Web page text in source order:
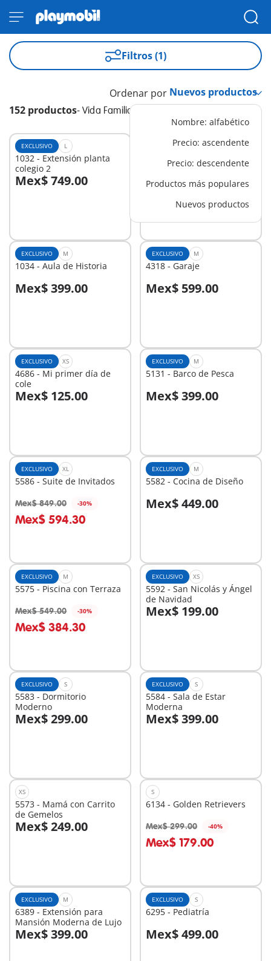
Filtros (1)
152 productos- Vida Familiar
Ordenar por
Nombre: alfabético
Precio: ascendente
Precio: descendente
Productos más populares
Nuevos productos
EXCLUSIVO L
1032 - Extensión planta
colegio 2
Mex$ 749.00
A la cesta
EXCLUSIVO M
1033 - Extensión colegio
Mex$ 499.00
A la cesta
EXCLUSIVO M
1034 - Aula de Historia
Mex$ 399.00
A la cesta
EXCLUSIVO M
4318 - Garaje
Mex$ 599.00
A la cesta
EXCLUSIVO XS
4686 - Mi primer día de
cole
Mex$ 125.00
A la cesta
EXCLUSIVO M
5131 - Barco de Pesca
Mex$ 399.00
A la cesta
EXCLUSIVO XL
5586 - Suite de Invitados
Mex$ 849.00 -30%
Mex$ 594.30
A la cesta
EXCLUSIVO M
5582 - Cocina de Diseño
Mex$ 449.00
A la cesta
EXCLUSIVO M
5575 - Piscina con Terraza
Mex$ 549.00 -30%
Mex$ 384.30
EXCLUSIVO XS
5592 - San Nicolás y Ángel
de Navidad
Mex$ 199.00
EXCLUSIVO S
5583 - Dormitorio
Moderno
Mex$ 299.00
A la cesta
EXCLUSIVO S
5584 - Sala de Estar
Moderna
Mex$ 399.00
A la cesta
XS
5573 - Mamá con Carrito
de Gemelos
Mex$ 249.00
A la cesta
S
6134 - Golden Retrievers
Mex$ 299.00 -40%
Mex$ 179.00
EXCLUSIVO M
6389 - Extensión para
Mansión Moderna de Lujo
Mex$ 399.00
A la cesta
EXCLUSIVO S
6295 - Pediatría
Mex$ 499.00
A la cesta